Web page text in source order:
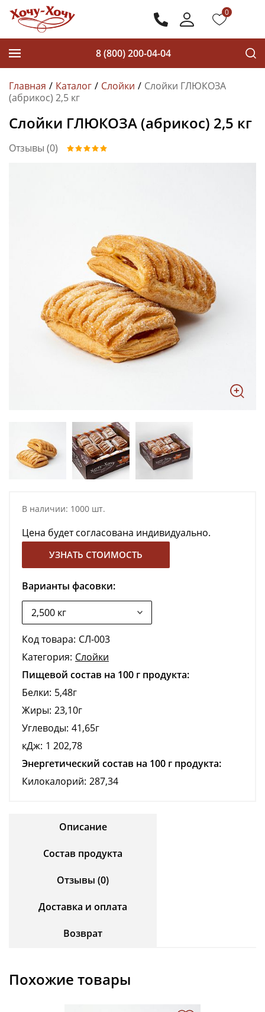
0
8 (800) 200-04-04
Главная Каталог Слойки
Слойки ГЛЮКОЗА
(абрикос) 2,5 кг
Слойки ГЛЮКОЗА (абрикос) 2,5 кг
Отзывы (0)
В наличии: 1000 шт.
Цена будет согласована индивидуально.
УЗНАТЬ СТОИМОСТЬ
Варианты фасовки:
Код товара: СЛ-003
Категория: Слойки
Пищевой состав на 100 г продукта:
Белки: 5,48г
Жиры: 23,10г
Углеводы: 41,65г
кДж: 1 202,78
Энергетический состав на 100 г продукта:
Килокалорий: 287,34
Описание
Состав продукта
Отзывы (0)
Доставка и оплата
Возврат
Похожие товары